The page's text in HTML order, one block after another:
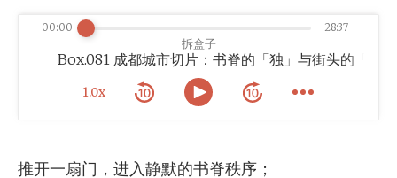
拆盒子
Box.081 成都城市切片：书脊的「独」与街头的「聚」
1.0x
00:00 28:37
推开一扇门，进入静默的书脊秩序；